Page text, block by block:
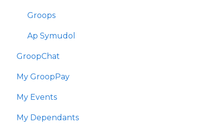
Groops
Ap Symudol
GroopChat
My GroopPay
My Events
My Dependants